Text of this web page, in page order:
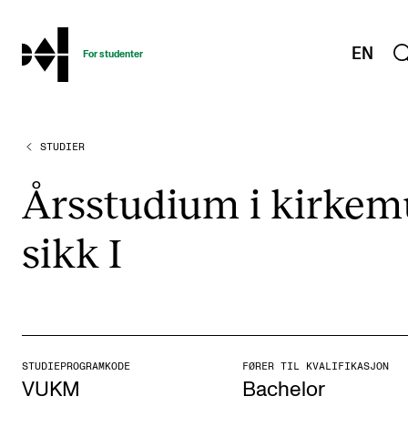
hjem
For studenter EN
STUDIENE
Eksamen, arbeidskrav og vitnemål
Studieplaner og emner
Studiekalender
Lover og regler
STUDIER
Års­stu­di­um i
sikk I
STUDIEPROGRAMKODE
VUKM
FØRER TIL KVALIFIKASJON
Bachelor